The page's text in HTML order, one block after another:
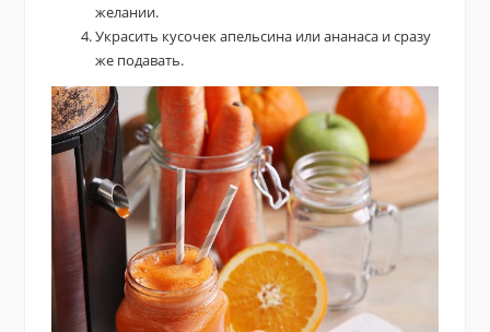
желании.
Украсить кусочек апельсина или ананаса и сразу
же подавать.